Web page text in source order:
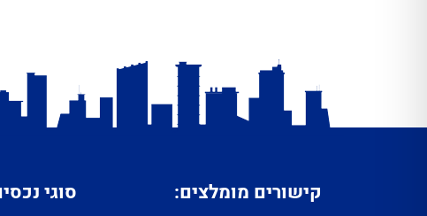
קישורים מומלצים: סוגי